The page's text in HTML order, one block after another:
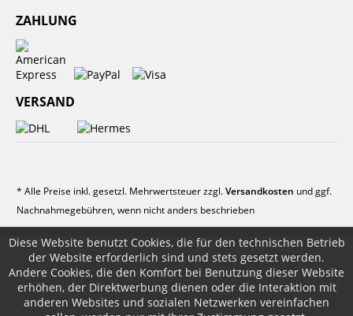
ZAHLUNG
VERSAND
* Alle Preise inkl. gesetzl. Mehrwertsteuer zzgl.Versandkosten und ggf.
Nachnahmegebühren, wenn nicht anders beschrieben
Diese Website benutzt Cookies, die für den technischen Betrieb
der Website erforderlich sind und stets gesetzt werden.
Andere Cookies, die den Komfort bei Benutzung dieser Website
erhöhen, der Direktwerbung dienen oder die Interaktion mit
anderen Websites und sozialen Netzwerken vereinfachen